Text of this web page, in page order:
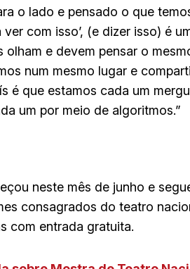
o lado e pensado o que
com isso’, (e dizer isso) é
e devem pensar o
num mesmo lugar e
é que estamos cada um
um por meio de algoritmos.”
neste mês de junho e
consagrados do teatro
com entrada gratuita.